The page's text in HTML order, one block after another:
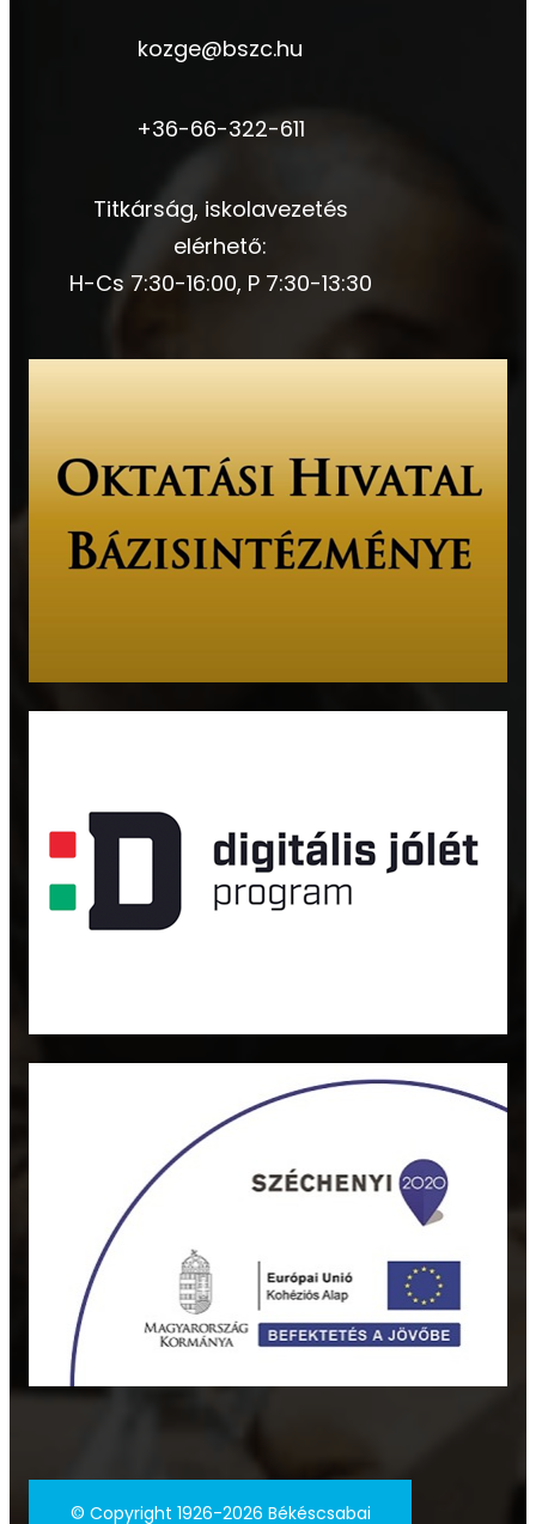
kozge@bszc.hu
+36-66-322-611
Titkárság, iskolavezetés
elérhető:
H-Cs 7:30-16:00, P 7:30-13:30
© Copyright 1926-2026 Békéscsabai